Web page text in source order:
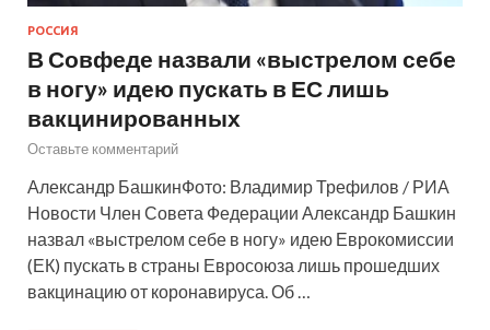
РОССИЯ
В Совфеде назвали «выстрелом себе
в ногу» идею пускать в ЕС лишь
вакцинированных
Оставьте комментарий
Александр БашкинФото: Владимир Трефилов / РИА
Новости Член Совета Федерации Александр Башкин
назвал «выстрелом себе в ногу» идею Еврокомиссии
(ЕК) пускать в страны Евросоюза лишь прошедших
вакцинацию от коронавируса. Об …